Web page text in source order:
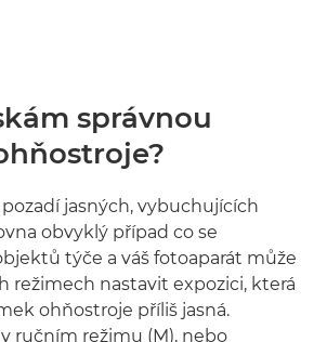
správnou
jasných, vybuchujících
obvyklý případ co se
týče a váš fotoaparát může
režimech nastavit expozici, která
ohňostroje příliš jasná.
ručním režimu (M), nebo